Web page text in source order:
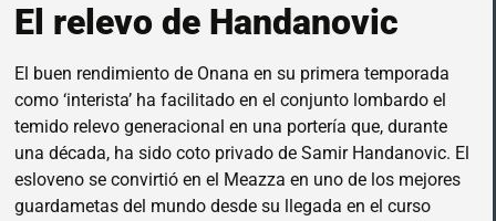
El relevo de Handanovic
El buen rendimiento de Onana en su primera temporada
como ‘interista’ ha facilitado en el conjunto lombardo el
temido relevo generacional en una portería que, durante
una década, ha sido coto privado de Samir Handanovic. El
esloveno se convirtió en el Meazza en uno de los mejores
guardametas del mundo desde su llegada en el curso